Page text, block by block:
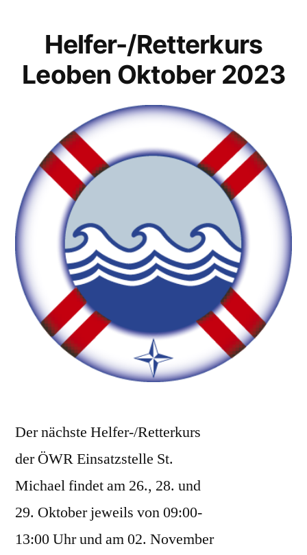
Helfer-/Retterkurs
Leoben Oktober 2023
Der nächste Helfer-/Retterkurs
der ÖWR Einsatzstelle St.
Michael findet am 26., 28. und
29. Oktober jeweils von 09:00-
13:00 Uhr und am 02. November